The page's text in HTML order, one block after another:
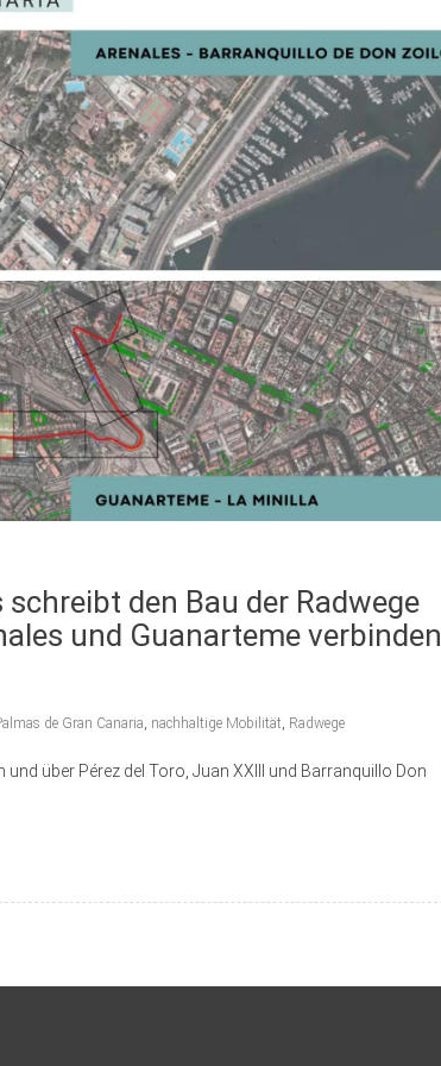
den Bau der Radwege
und Guanarteme verbinden
de Gran Canaria nachhaltige Mobilität Radwege
über Pérez del Toro, Juan XXIII und Barranquillo Don